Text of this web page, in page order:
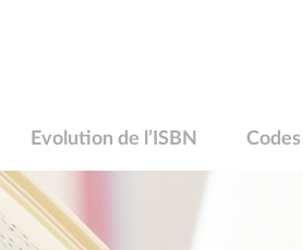
Evolution de l’ISBN